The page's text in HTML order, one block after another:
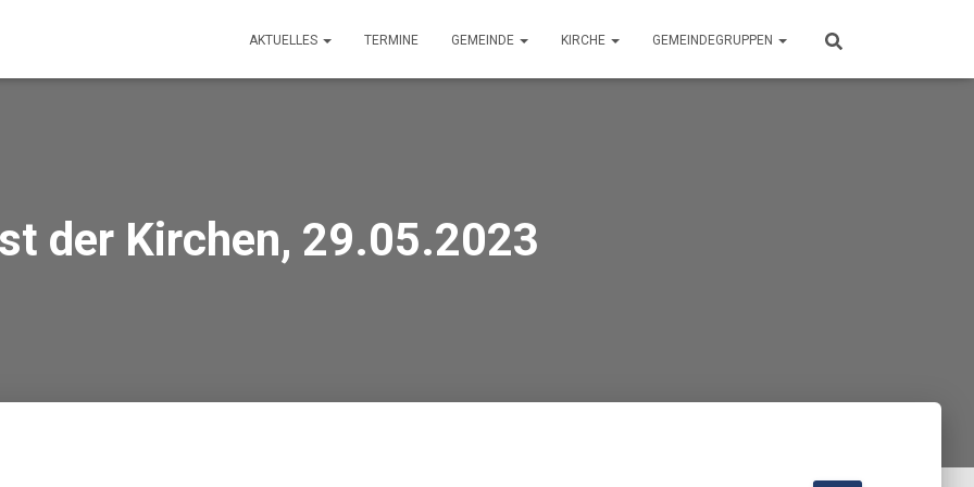
AKTUELLES TERMINE GEMEINDE KIRCHE GEMEINDEGRUPPEN
der Kirchen, 29.05.2023